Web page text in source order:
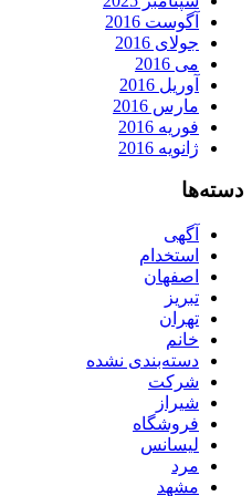
آگوست 2016
جولای 2016
می 2016
آوریل 2016
مارس 2016
فوریه 2016
ژانویه 2016
دسته‌ها
آگهی
استخدام
اصفهان
تبریز
تهران
خانم
دسته‌بندی نشده
شرکت
شیراز
فروشگاه
لیسانس
مرد
مشهد